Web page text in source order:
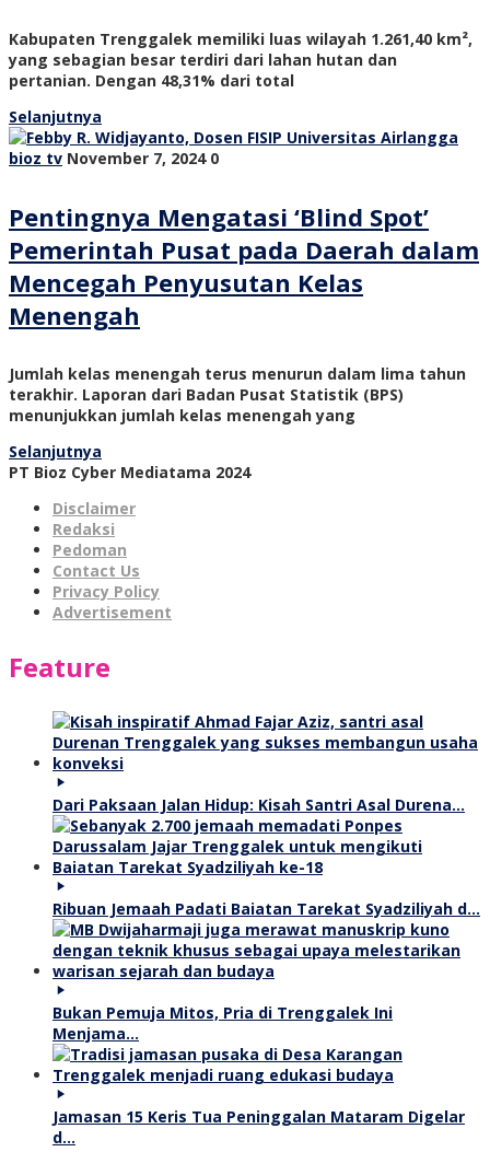
Kabupaten Trenggalek memiliki luas wilayah 1.261,40 km²,
yang sebagian besar terdiri dari lahan hutan dan
pertanian. Dengan 48,31% dari total
Selanjutnya
bioz tv November 7, 2024 0
Pentingnya Mengatasi ‘Blind Spot’
Pemerintah Pusat pada Daerah dalam
Mencegah Penyusutan Kelas
Menengah
Jumlah kelas menengah terus menurun dalam lima tahun
terakhir. Laporan dari Badan Pusat Statistik (BPS)
menunjukkan jumlah kelas menengah yang
Selanjutnya
PT Bioz Cyber Mediatama 2024
Disclaimer
Redaksi
Pedoman
Contact Us
Privacy Policy
Advertisement
Feature
Dari Paksaan Jalan Hidup: Kisah Santri Asal Durena…
Ribuan Jemaah Padati Baiatan Tarekat Syadziliyah d…
Bukan Pemuja Mitos, Pria di Trenggalek Ini
Menjama…
Jamasan 15 Keris Tua Peninggalan Mataram Digelar
d…